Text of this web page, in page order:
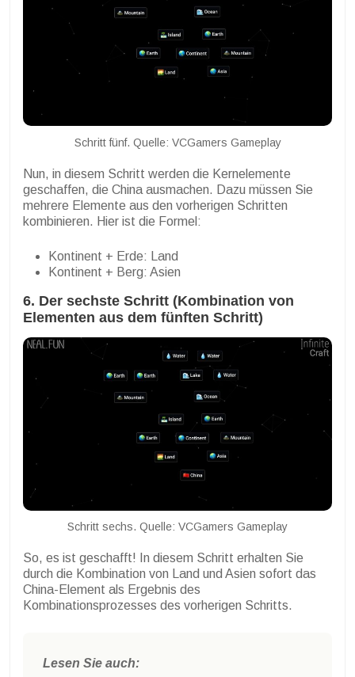
Schritt fünf. Quelle: VCGamers Gameplay
Nun, in diesem Schritt werden die Kernelemente
geschaffen, die China ausmachen. Dazu müssen Sie
mehrere Elemente aus den vorherigen Schritten
kombinieren. Hier ist die Formel:
Kontinent + Erde: Land
Kontinent + Berg: Asien
6. Der sechste Schritt (Kombination von
Elementen aus dem fünften Schritt)
Schritt sechs. Quelle: VCGamers Gameplay
So, es ist geschafft! In diesem Schritt erhalten Sie
durch die Kombination von Land und Asien sofort das
China-Element als Ergebnis des
Kombinationsprozesses des vorherigen Schritts.
Lesen Sie auch: